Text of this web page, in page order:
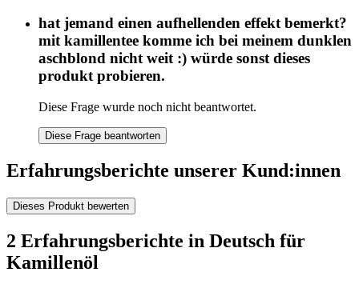
hat jemand einen aufhellenden effekt bemerkt?
mit kamillentee komme ich bei meinem dunklen
aschblond nicht weit :) würde sonst dieses
produkt probieren.
Diese Frage wurde noch nicht beantwortet.
Diese Frage beantworten
Erfahrungsberichte unserer Kund:innen
Dieses Produkt bewerten
2 Erfahrungsberichte in Deutsch für
Kamillenöl